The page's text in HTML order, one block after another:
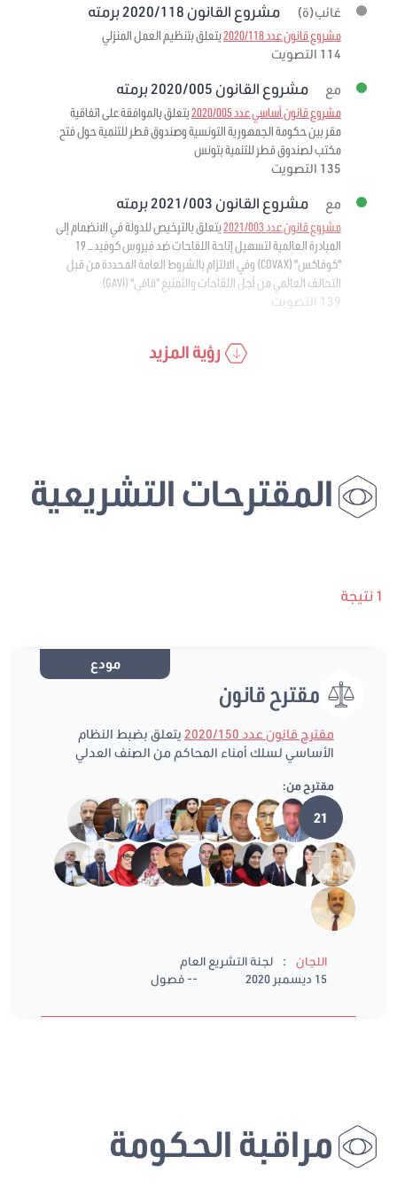
غائب(ة) مشروع القانون 2020/118 برمته
مشروع قانون عدد 2020/118
يتعلق بتنظيم العمل المنزلي
114 التصويت
مع مشروع القانون 2020/005 برمته
مشروع قانون أساسي عدد 2020/005
يتعلق بالموافقة على اتفاقية
مقر بين حكومة الجمهورية التونسية وصندوق قطر للتنمية حول فتح
مكتب لصندوق قطر للتنمية بتونس
135 التصويت
مع مشروع القانون 2021/003 برمته
مشروع قانون عدد 2021/003
يتعلق بالترخيص للدولة في الانضمام إلى
المبادرة العالمية لتسهيل إتاحة اللقاحات ضد فيروس كوفيد – 19
"كوفاكس" (COVAX) وفي الالتزام بالشروط العامة المحددة من قبل
التحالف العالمي من أجل اللقاحات والتمنيع "قافي" (GAVI)
139 التصويت
رؤية المزيد
المقترحات التشريعية
1 نتيجة
مودع
مقترح قانون
مقترح قانون عدد 2020/150
يتعلق بضبط النظام
الأساسي لسلك أمناء المحاكم من الصنف العدلي
مقترح من:
21
اللجان :
لجنة التشريع العام
15 ديسمبر 2020
-- فصول
مراقبة الحكومة